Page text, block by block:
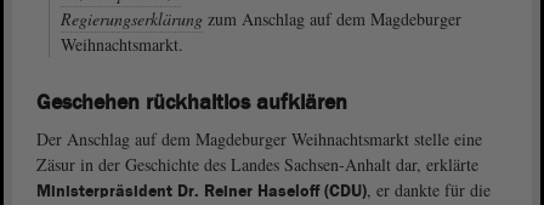
Regierungserklärung zum Anschlag auf dem Magdeburger
Weihnachtsmarkt.
Geschehen rückhaltlos aufklären
Der Anschlag auf dem Magdeburger Weihnachtsmarkt stelle eine
Zäsur in der Geschichte des Landes Sachsen-Anhalt dar, erklärte
Ministerpräsident Dr. Reiner Haseloff (CDU), er dankte für die